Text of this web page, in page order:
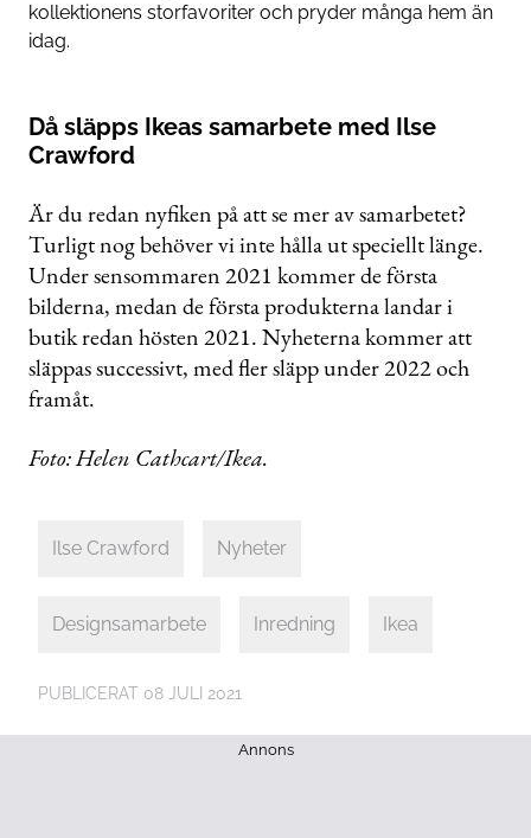
kollektionens storfavoriter och pryder många hem än
idag.
Då släpps Ikeas samarbete med Ilse
Crawford
Är du redan nyfiken på att se mer av samarbetet?
Turligt nog behöver vi inte hålla ut speciellt länge.
Under sensommaren 2021 kommer de första
bilderna, medan de första produkterna landar i
butik redan hösten 2021. Nyheterna kommer att
släppas successivt, med fler släpp under 2022 och
framåt.
Foto: Helen Cathcart/Ikea.
Ilse Crawford Nyheter
Designsamarbete Inredning Ikea
PUBLICERAT 08 JULI 2021
Annons